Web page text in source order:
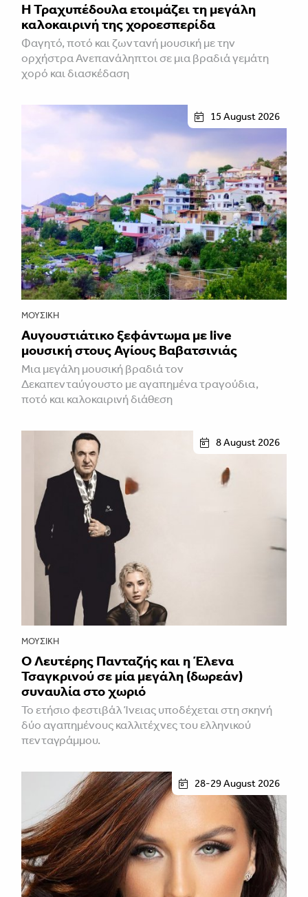
Η Τραχυπέδουλα ετοιμάζει τη μεγάλη
καλοκαιρινή της χοροεσπερίδα
Φαγητό, ποτό και ζωντανή μουσική με την
ορχήστρα Ανεπανάληπτοι σε μια βραδιά γεμάτη
χορό και διασκέδαση
15 August 2026
ΜΟΥΣΙΚΉ
Αυγουστιάτικο ξεφάντωμα με live
μουσική στους Αγίους Βαβατσινιάς
Μια μεγάλη μουσική βραδιά τον
Δεκαπενταύγουστο με αγαπημένα τραγούδια,
ποτό και καλοκαιρινή διάθεση
8 August 2026
ΜΟΥΣΙΚΉ
Ο Λευτέρης Πανταζής και η Έλενα
Τσαγκρινού σε μία μεγάλη (δωρεάν)
συναυλία στο χωριό
Το ετήσιο φεστιβάλ Ίνειας υποδέχεται στη σκηνή
δύο αγαπημένους καλλιτέχνες του ελληνικού
πενταγράμμου.
28-29 August 2026